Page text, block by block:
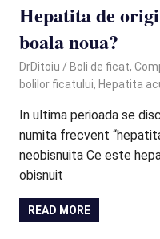
Hepatita de
boala noua?
May 22, 2023
DrDitoiu Boli de ficat,
bolilor ficatului, Hepatita
In ultima perioada se
numita frecvent
neobisnuita Ce este
obisnuit
READ MORE